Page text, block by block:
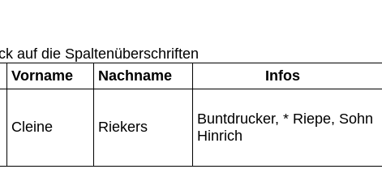
auf die Spaltenüberschriften
Vorname
Nachname Infos
Cleine Riekers
Buntdrucker, * Riepe, Sohn
Hinrich